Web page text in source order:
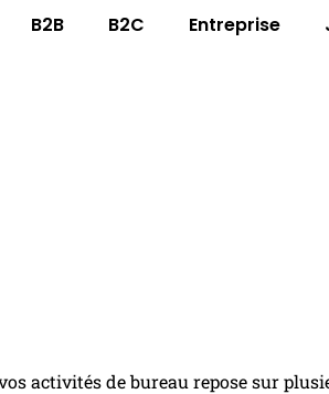
B2B B2C Entreprise
activités de bureau repose sur